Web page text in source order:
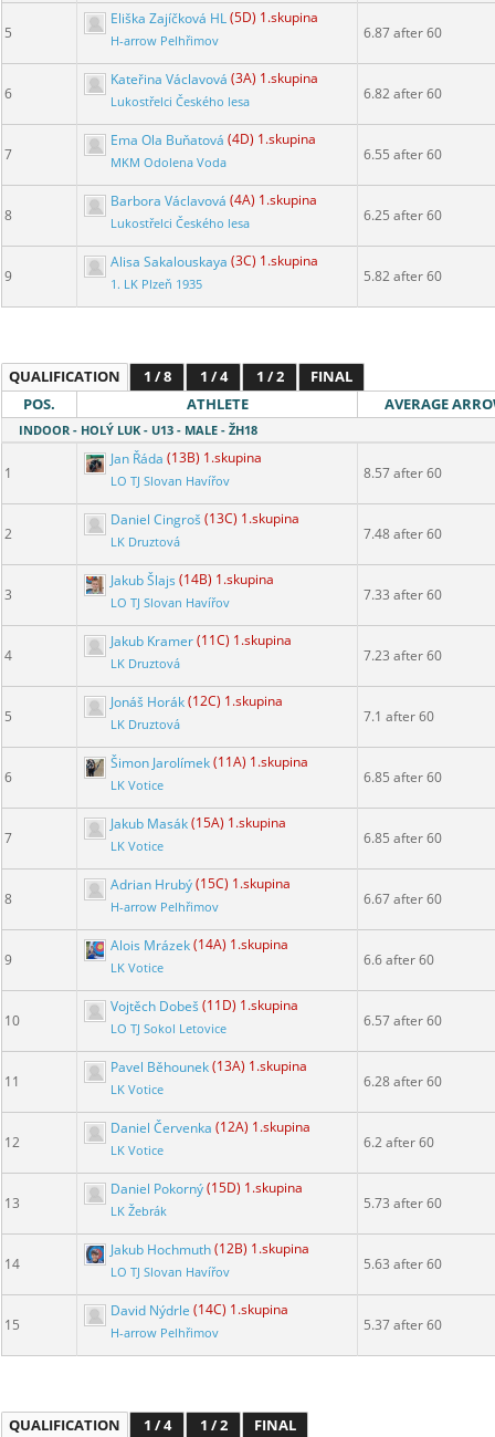
5
Eliška Zajíčková HL(5D) 1.skupina
H-arrow Pelhřimov 6.87 after 60
6
Kateřina Václavová (3A) 1.skupina
Lukostřelci Českého lesa 6.82 after 60
7
Ema Ola Buňatová (4D) 1.skupina
MKM Odolena Voda 6.55 after 60
8
Barbora Václavová (4A) 1.skupina
Lukostřelci Českého lesa 6.25 after 60
9
Alisa Sakalouskaya (3C) 1.skupina
1. LK Plzeň 1935 5.82 after 60
QUALIFICATION 1 / 8 1 / 4 1 / 2
FINAL
POS.
ATHLETE AVERAGE
INDOOR - HOLÝ LUK - U13 - MALE - ŽH18
1
Jan Řáda (13B) 1.skupina
LO TJ Slovan Havířov 8.57 after 60
2
Daniel Cingroš (13C) 1.skupina
LK Druztová 7.48 after 60
3
Jakub Šlajs (14B) 1.skupina
LO TJ Slovan Havířov 7.33 after 60
4
Jakub Kramer(11C) 1.skupina
LK Druztová 7.23 after 60
5
Jonáš Horák(12C) 1.skupina
LK Druztová 7.1 after 60
6
Šimon Jarolímek(11A) 1.skupina
LK Votice 6.85 after 60
7
Jakub Masák(15A) 1.skupina
LK Votice 6.85 after 60
8
Adrian Hrubý(15C) 1.skupina
H-arrow Pelhřimov 6.67 after 60
9
Alois Mrázek(14A) 1.skupina
LK Votice 6.6 after 60
10
Vojtěch Dobeš (11D) 1.skupina
LO TJ Sokol Letovice 6.57 after 60
11
Pavel Běhounek(13A) 1.skupina
LK Votice 6.28 after 60
12
Daniel Červenka (12A) 1.skupina
LK Votice 6.2 after 60
13
Daniel Pokorný(15D) 1.skupina
LK Žebrák 5.73 after 60
14
Jakub Hochmuth(12B) 1.skupina
LO TJ Slovan Havířov 5.63 after 60
15
David Nýdrle (14C) 1.skupina
H-arrow Pelhřimov 5.37 after 60
QUALIFICATION 1 / 4 1 / 2
FINAL